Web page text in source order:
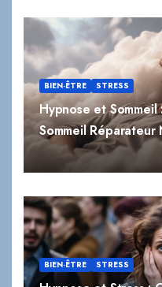
BIEN-ÊTRE STRESS
Hypnose et
Sommeil
BIEN-ÊTRE STRESS